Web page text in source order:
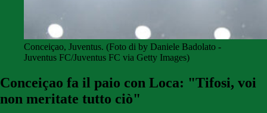
Conceiçao, Juventus. (Foto di by Daniele Badolato -
Juventus FC/Juventus FC via Getty Images)
Conceiçao fa il paio con Loca: "Tifosi, voi
non meritate tutto ciò"